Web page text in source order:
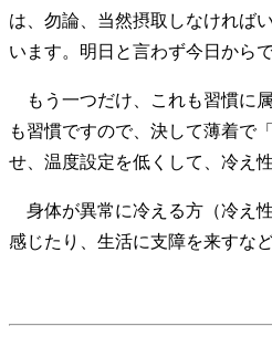
は、勿論、当然摂取しなければ
います。明日と言わず今日から
もう一つだけ、これも習慣に
も習慣ですので、決して薄着で
せ、温度設定を低くして、冷え
身体が異常に冷える方（冷え
感じたり、生活に支障を来すな